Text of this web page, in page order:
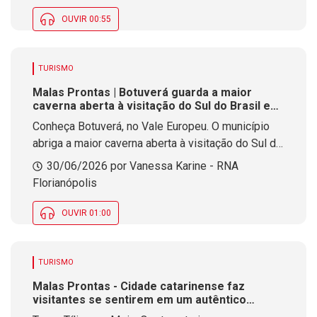
Banana.OUVIR 00:55
TURISMO
Malas Prontas | Botuverá guarda a maior
caverna aberta à visitação do Sul do Brasil em
meio à Mata Atlântica
Conheça Botuverá, no Vale Europeu. O município
abriga a maior caverna aberta à visitação do Sul do
Brasil, além de trilhas, cachoeiras, rios de águas
cristalinas e paisagens preservadas.
30/06/2026 por Vanessa Karine - RNA
Florianópolis
OUVIR 01:00
TURISMO
Malas Prontas - Cidade catarinense faz
visitantes se sentirem em um autêntico
vilarejo austríaco